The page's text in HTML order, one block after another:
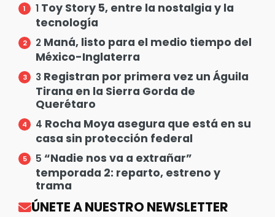
1 Toy Story 5, entre la nostalgia y la
tecnología
2 Maná, listo para el medio tiempo del
México-Inglaterra
3 Registran por primera vez un Águila
Tirana en la Sierra Gorda de
Querétaro
4 Rocha Moya asegura que está en su
casa sin protección federal
5 “Nadie nos va a extrañar”
temporada 2: reparto, estreno y
trama
ÚNETE A NUESTRO NEWSLETTER